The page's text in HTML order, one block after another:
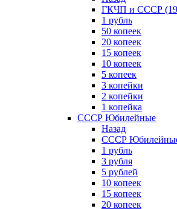
ГКЧП и СССР
1 рубль
50 копеек
20 копеек
15 копеек
10 копеек
5 копеек
3 копейки
2 копейки
1 копейка
СССР Юбилейные
Назад
СССР
1 рубль
3 рубля
5 рублей
10 копеек
15 копеек
20 копеек